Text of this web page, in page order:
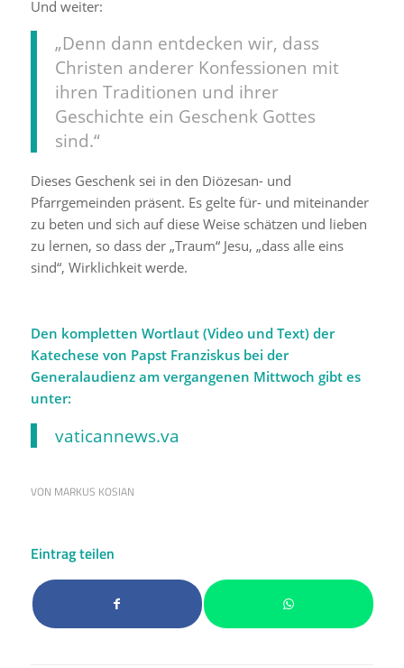
Und weiter:
„Denn dann entdecken wir, dass
Christen anderer Konfessionen mit
ihren Traditionen und ihrer
Geschichte ein Geschenk Gottes
sind.“
Dieses Geschenk sei in den Diözesan- und
Pfarrgemeinden präsent. Es gelte für- und miteinander
zu beten und sich auf diese Weise schätzen und lieben
zu lernen, so dass der „Traum“ Jesu, „dass alle eins
sind“, Wirklichkeit werde.
Den kompletten Wortlaut (Video und Text) der
Katechese von Papst Franziskus bei der
Generalaudienz am vergangenen Mittwoch gibt es
unter:
vaticannews.va
VON MARKUS KOSIAN
Eintrag teilen